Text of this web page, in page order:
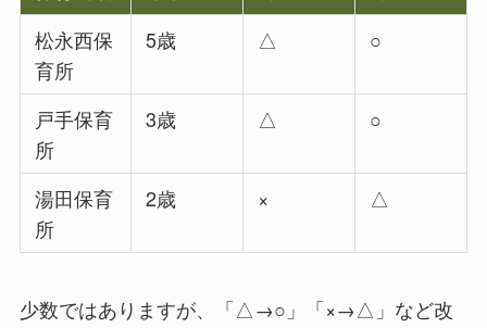
松永西保
育所
5歳 △ ○
戸手保育
所
3歳 △ ○
湯田保育
所
2歳 × △
少数ではありますが、「△→○」「×→△」など改